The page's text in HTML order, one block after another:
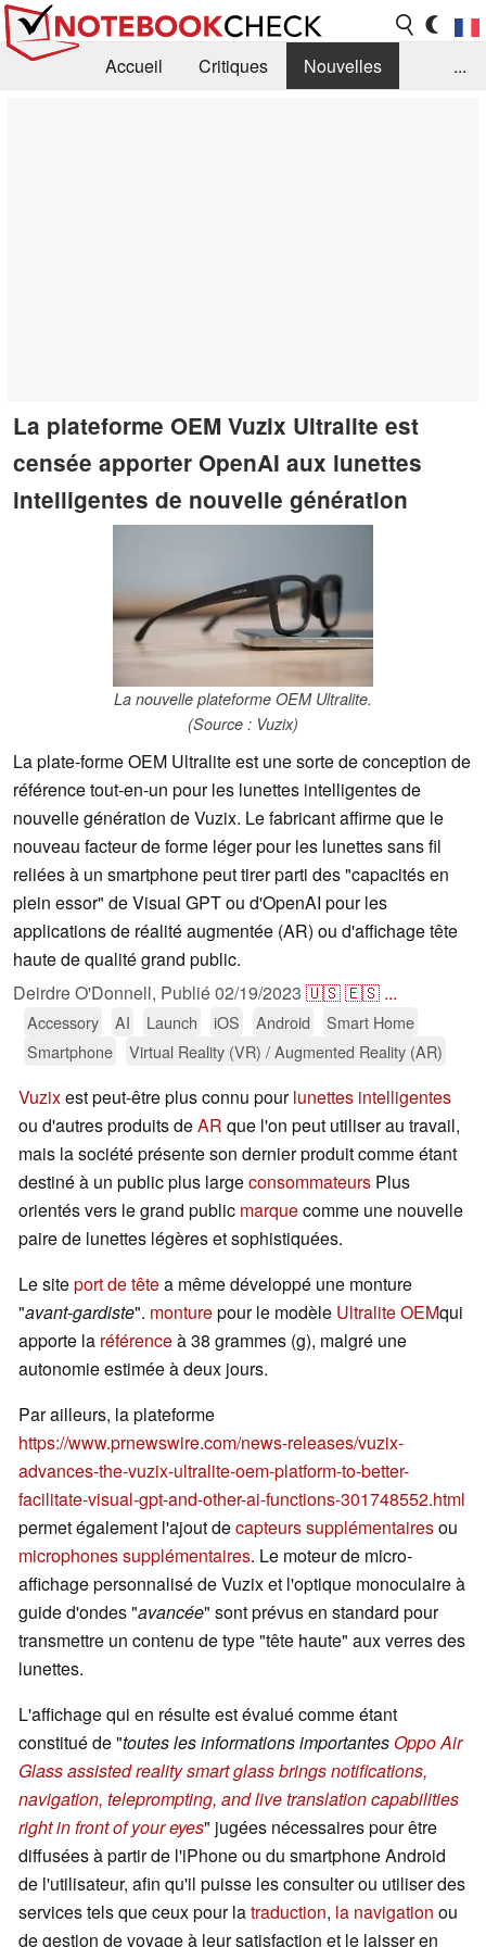
Accueil Critiques
Nouvelles
...
La plateforme OEM Vuzix Ultralite est
censée apporter OpenAI aux lunettes
intelligentes de nouvelle génération
La nouvelle plateforme OEM Ultralite.
(Source : Vuzix)
La plate-forme OEM Ultralite est une sorte de conception de
référence tout-en-un pour les lunettes intelligentes de
nouvelle génération de Vuzix. Le fabricant affirme que le
nouveau facteur de forme léger pour les lunettes sans fil
reliées à un smartphone peut tirer parti des "capacités en
plein essor" de Visual GPT ou d'OpenAI pour les
applications de réalité augmentée (AR) ou d'affichage tête
haute de qualité grand public.
Deirdre O'Donnell, Publié02/19/2023 🇺🇸🇪🇸 ...
Accessory AI Launch iOS Android
Smart Home
Smartphone
Virtual Reality (VR) / Augmented Reality (AR)
Vuzixest peut-être plus connu pourlunettes intelligentes
ou d'autres produits deAR que l'on peut utiliser au travail,
mais la société présente son dernier produit comme étant
destiné à un public plus largeconsommateurs Plus
orientés vers le grand public marquecomme une nouvelle
paire de lunettes légères et sophistiquées.
Le siteport de têtea même développé une monture
"avant-gardiste". monturepour le modèle Ultralite OEMqui
apporte la référenceà 38 grammes (g), malgré une
autonomie estimée à deux jours.
Par ailleurs, la plateforme
https://www.prnewswire.com/news-releases/vuzix-
advances-the-vuzix-ultralite-oem-platform-to-better-
facilitate-visual-gpt-and-other-ai-functions-301748552.html
permet également l'ajout decapteurs supplémentairesou
microphones supplémentaires. Le moteur de micro-
affichage personnalisé de Vuzix et l'optique monoculaire à
guide d'ondes "avancée" sont prévus en standard pour
transmettre un contenu de type "tête haute" aux verres des
lunettes.
L'affichage qui en résulte est évalué comme étant
constitué de "toutes les informations importantes Oppo Air
Glass assisted reality smart glass brings notifications,
navigation, teleprompting, and live translation capabilities
right in front of your eyes" jugées nécessaires pour être
diffusées à partir de l'iPhone ou du smartphone Android
de l'utilisateur, afin qu'il puisse les consulter ou utiliser des
services tels que ceux pour latraduction, la navigation ou
de gestion de voyage à leur satisfaction et le laisser en